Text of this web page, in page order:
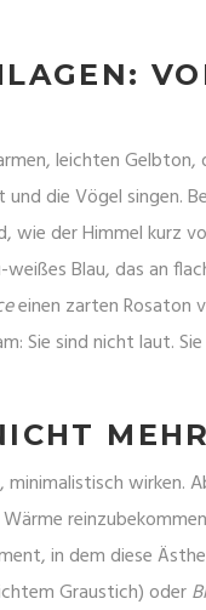
leichten Gelbton,
die Vögel singen.
der Himmel kurz
Blau, das an
einen zarten Rosaton
Sie sind nicht laut.
MEHR
wirken.
in dem diese
Graustich) oder